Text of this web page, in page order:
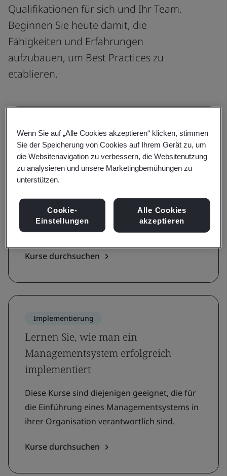
Qualifikationen für sich und Ihr Team.
Beginnen Sie heute damit, die
Fähigkeiten und Erfahrungen
aufzubauen, um Best Practices zu
etablieren.
Verständnis
Verstehen Sie die Norm und Ihre
Anforderungen
lernen Sie die wichtigsten Begriffe,
Definitionen und Grundlagen einer Norm
kennen.
Kurse durchsuchen
Implementierung
Lernen Sie, wie man ein
Managementsystem erfolgreich
implementiert
Diese Kurse sind diejenigen geeignet, die für
die Einführung eines Managementsystems in
ihrer Organisation verantwortlich sind.
Kurse durchsuchen
Wenn Sie auf „Alle Cookies akzeptieren“ klicken, stimmen
Sie der Speicherung von Cookies auf Ihrem Gerät zu, um
die Websitenavigation zu verbessern, die Websitenutzung
zu analysieren und unsere Marketingbemühungen zu
unterstützen.
Cookie-
Einstellungen
Alle Cookies
akzeptieren